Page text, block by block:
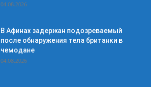
04.08.2026
В Афинах задержан подозреваемый
после обнаружения тела британки в
чемодане
04.08.2026